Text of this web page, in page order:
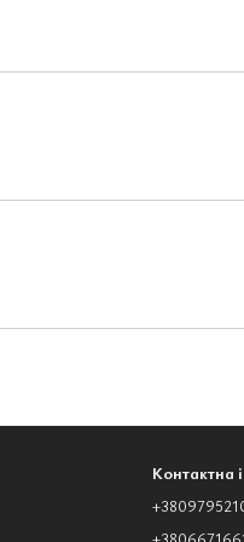
Контактна